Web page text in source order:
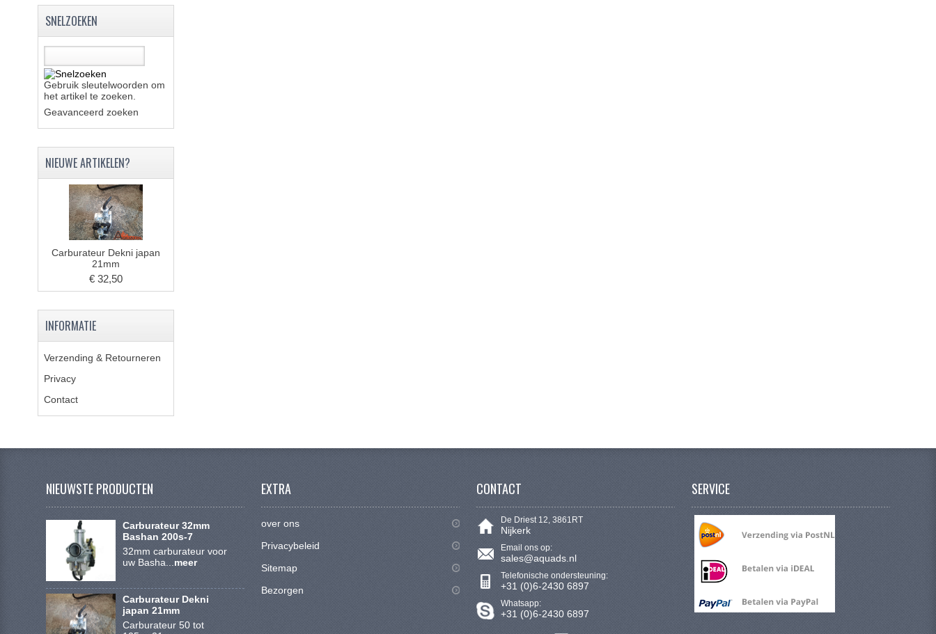
SNELZOEKEN
Gebruik sleutelwoorden om
het artikel te zoeken.
Geavanceerd zoeken
NIEUWE ARTIKELEN?
Carburateur Dekni japan
21mm
€ 32,50
INFORMATIE
Verzending & Retourneren
Privacy
Contact
NIEUWSTE PRODUCTEN
Carburateur 32mm
Bashan 200s-7
32mm carburateur voor
uw Basha... meer
Carburateur Dekni
japan 21mm
Carburateur 50 tot
EXTRA
over ons
Privacybeleid
Sitemap
Bezorgen
CONTACT
De Driest 12, 3861RT
Nijkerk
Email ons op:
sales@aquads.nl
Telefonische ondersteuning:
+31 (0)6-2430 6897
Whatsapp:
+31 (0)6-2430 6897
SERVICE